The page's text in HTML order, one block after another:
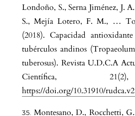
Londoño, S., Serna Jiménez, J.
S., Mejía Lotero, F. M., …
(2018). Capacidad
tubérculos andinos
tuberosus). Revista U.D.C.A
Científica,
https://doi.org/10.31910/
Montesano, D., Rocchetti,